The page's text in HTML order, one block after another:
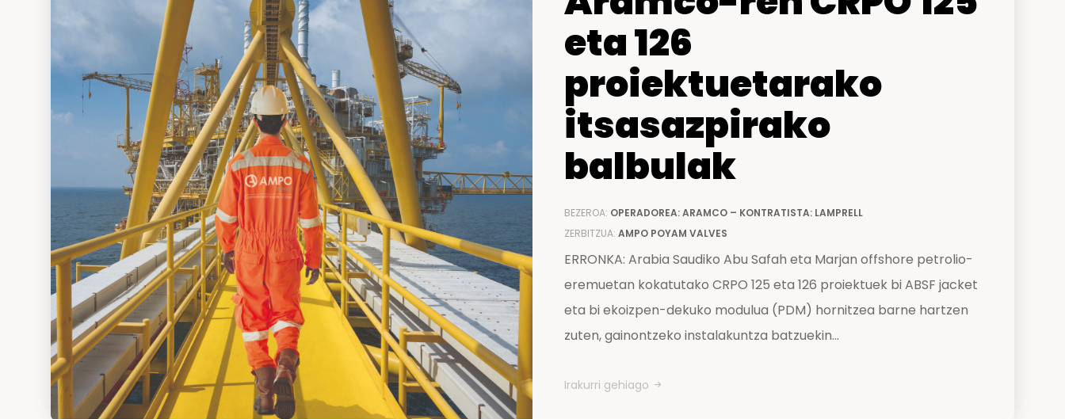
Konponketa eta mantentze
lanetarako zentroaketa 126
proiektuetarako
itsasazpirako
balbulak
BEZEROA: OPERADOREA: ARAMCO – KONTRATISTA: LAMPRELL
ZERBITZUA: AMPO POYAM VALVES
ERRONKA: Arabia Saudiko Abu Safah eta Marjan offshore petrolio-
eremuetan kokatutako CRPO 125 eta 126 proiektuek bi ABSF jacket
eta bi ekoizpen-dekuko modulua (PDM) hornitzea barne hartzen
zuten, gainontzeko instalakuntza batzuekin...
Irakurri gehiago